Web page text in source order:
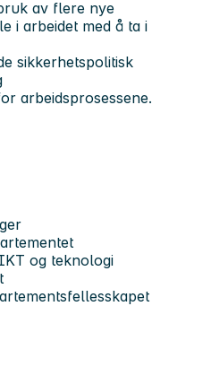
av flere nye
i arbeidet med å ta i
sikkerhetspolitisk
arbeidsprosessene.
og teknologi